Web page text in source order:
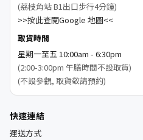
(荔枝角站 B1出口步行4分鐘)
>>按此查閱Google 地圖<<
取貨時間
星期一至五 10:00am - 6:30pm
(2:00-3:00pm 午膳時間不設取貨)
(不設參觀, 取貨敬請預約)
快速連結
運送方式